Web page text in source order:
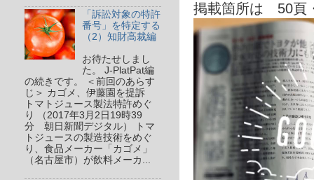
掲載箇所は 50頁
「訴訟対象の特許
番号」を特定する
（2）知財高裁編
お待たせしまし
た。 J-PlatPat編
の続きです。 ＜前回のあらす
じ＞ カゴメ、伊藤園を提訴
トマトジュース製法特許めぐ
り （2017年3月2日19時39
分 朝日新聞デジタル） トマ
トジュースの製造技術をめぐ
り、食品メーカー「カゴメ」
（名古屋市）が飲料メーカ...